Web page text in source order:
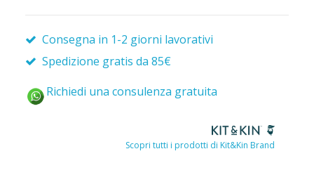
Consegna in 1-2 giorni lavorativi
Spedizione gratis da 85€
Richiedi una consulenza gratuita
Scopri tutti i prodotti di Kit&Kin Brand